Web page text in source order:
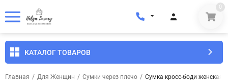
0
КАТАЛОГ ТОВАРОВ
Главная / Для Женщин / Сумки через плечо / Сумка кросс-боди женская